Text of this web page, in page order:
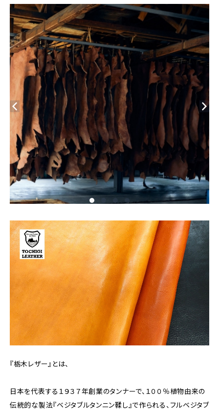
『栃木レザー』とは、
日本を代表する１９３７年創業のタンナーで、１００％植物由来の
伝統的な製法『ベジタブルタンニン鞣し』で作られる、フルベジタブ